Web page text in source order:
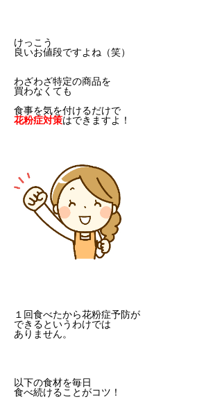
けっこう
良いお値段ですよね（笑）
わざわざ特定の商品を
買わなくても
食事を気を付けるだけで
花粉症対策はできますよ！
１回食べたから花粉症予防が
できるというわけでは
ありません。
以下の食材を毎日
食べ続けることがコツ！